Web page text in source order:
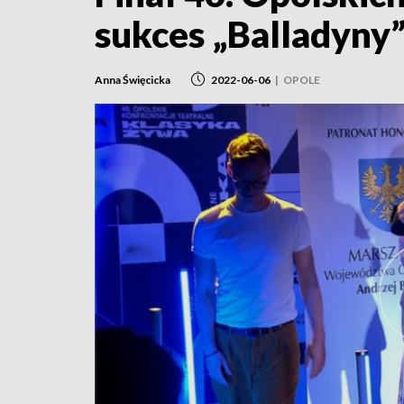
sukces
Anna Święcicka 2022-06-06 | OPOLE